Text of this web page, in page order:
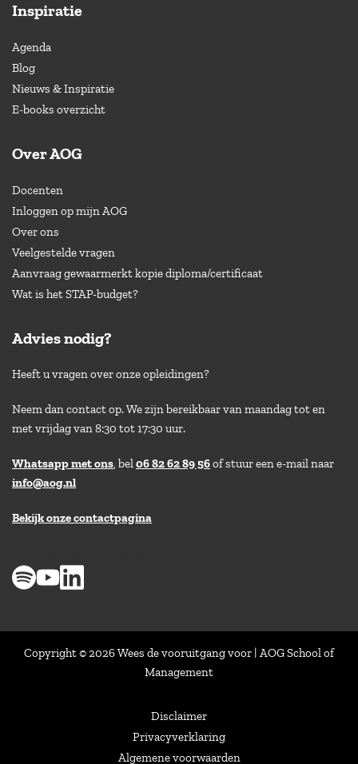
Inspiratie
Agenda
Blog
Nieuws & Inspiratie
E-books overzicht
Over AOG
Docenten
Inloggen op mijn AOG
Over ons
Veelgestelde vragen
Aanvraag gewaarmerkt kopie diploma/certificaat
Wat is het STAP-budget?
Advies nodig?
Heeft u vragen over onze opleidingen?
Neem dan contact op. We zijn bereikbaar van maandag tot en
met vrijdag van 8:30 tot 17:30 uur.
Whatsapp met ons, bel06 82 62 89 56of stuur een e-mail naar
info@aog.nl
Bekijk onze contactpagina
Copyright © 2026 Wees de vooruitgang voor | AOG School of
Management
Disclaimer
Privacyverklaring
Algemene voorwaarden